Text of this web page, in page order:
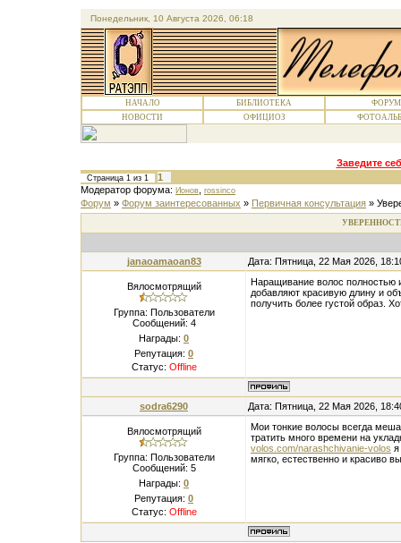
Понедельник, 10 Августа 2026, 06:18
НАЧАЛО БИБЛИОТЕКА
ФОРУМ
НОВОСТИ
ОФИЦИОЗ
Заведите
Страница 1 из 1
1
Модератор форума: Ионов rossinco
Форум » Форум заинтересованных » Первичная консультация »
janaoamaoan83 Дата: Пятница, 22 Мая 2026,
Вялосмотрящий
Группа: Пользователи
Сообщений: 4
Награды: 0
Репутация: 0
Статус: Offline
Наращивание волос полностью
добавляют красивую длину и
получить более густой образ.
sodra6290 Дата: Пятница, 22 Мая 2026,
Вялосмотрящий
Группа: Пользователи
Сообщений: 5
Награды: 0
Репутация: 0
Статус: Offline
Мои тонкие волосы всегда
тратить много времени на
volos.com/narashchivanie-volos я
мягко, естественно и красиво